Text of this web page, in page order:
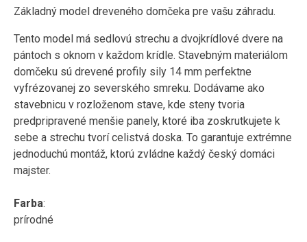
Základný model dreveného domčeka pre vašu záhradu.
Tento model má sedlovú strechu a dvojkrídlové dvere na
pántoch s oknom v každom krídle. Stavebným materiálom
domčeku sú drevené profily sily 14 mm perfektne
vyfrézovanej zo severského smreku. Dodávame ako
stavebnicu v rozloženom stave, kde steny tvoria
predpripravené menšie panely, ktoré iba zoskrutkujete k
sebe a strechu tvorí celistvá doska. To garantuje extrémne
jednoduchú montáž, ktorú zvládne každý český domáci
majster.
Farba:
prírodné